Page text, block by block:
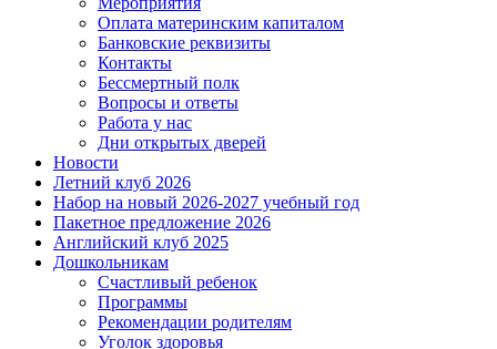
Оплата материнским капиталом
Банковские реквизиты
Контакты
Бессмертный полк
Вопросы и ответы
Работа у нас
Дни открытых дверей
Новости
Летний клуб 2026
Набор на новый 2026-2027 учебный год
Пакетное предложение 2026
Английский клуб 2025
Дошкольникам
Счастливый ребенок
Программы
Рекомендации родителям
Уголок здоровья